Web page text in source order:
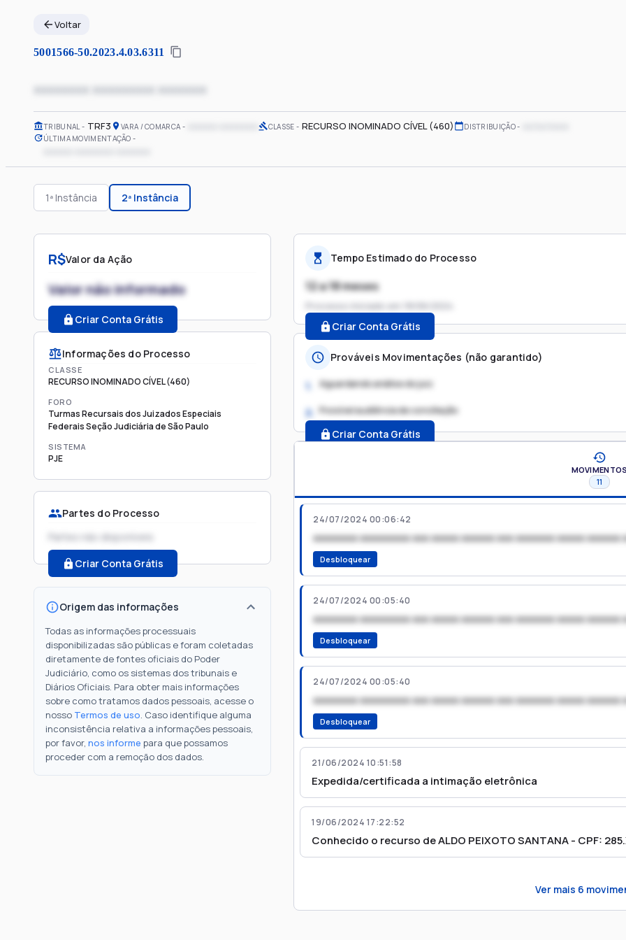
Voltar
5001566-50.2023.4.03.6311
xxxxxxxx xxxxxxxxx xxxxxxx
TRIBUNAL TRF3 VARA / COMARCA CLASSE RECURSO INOMINADO CÍVEL (460) DISTRIBUIÇÃO
ÚLTIMA MOVIMENTAÇÃO
1ª Instância 2ª Instância
R$Valor da Ação
Valor não informado
Criar Conta Grátis
Informações do Processo
CLASSE
RECURSO INOMINADO CÍVEL (460)
FORO
Turmas Recursais dos Juizados Especiais
Federais Seção Judiciária de São Paulo
SISTEMA
PJE
Partes do Processo
Partes não disponíveis
Criar Conta Grátis
Origem das informações
Todas as informações processuais
disponibilizadas são públicas e foram coletadas
diretamente de fontes oficiais do Poder
Judiciário, como os sistemas dos tribunais e
Diários Oficiais. Para obter mais informações
sobre como tratamos dados pessoais, acesse o
nosso Termos de uso. Caso identifique alguma
inconsistência relativa a informações pessoais,
por favor, nos informe para que possamos
proceder com a remoção dos dados.
Tempo Estimado do Processo
12 a 18 meses
Processo iniciado em
Criar Conta Grátis
Prováveis Movimentações (não garantido)
1. Aguardando análise do juiz
2. Possível audiência de conciliação
Criar Conta Grátis
MOVIMENTOS
11
24/07/2024 00:06:42
xxxxxxxx xxxxxxxxx xxx xxxxx xxxxxx xxx xxxxxxx xxxxx xxxxxx
Desbloquear
24/07/2024 00:05:40
xxxxxxxx xxxxxxxxx xxx xxxxx xxxxxx xxx xxxxxxx xxxxx xxxxxx
Desbloquear
24/07/2024 00:05:40
xxxxxxxx xxxxxxxxx xxx xxxxx xxxxxx xxx xxxxxxx xxxxx xxxxxx
Desbloquear
21/06/2024 10:51:58
Expedida/certificada a intimação eletrônica
19/06/2024 17:22:52
Conhecido o recurso de ALDO PEIXOTO SANTANA - CPF:
Ver mais 6